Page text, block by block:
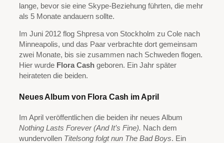
lange, bevor sie eine Skype-Beziehung führten, die mehr
als 5 Monate andauern sollte.
Im Juni 2012 flog Shpresa von Stockholm zu Cole nach
Minneapolis, und das Paar verbrachte dort gemeinsam
zwei Monate, bis sie zusammen nach Schweden flogen.
Hier wurde Flora Cash geboren. Ein Jahr später
heirateten die beiden.
Neues Album von Flora Cash im April
Im April veröffentlichen die beiden ihr neues Album
Nothing Lasts Forever (And It’s Fine). Nach dem
wundervollen Titelsong folgt nun The Bad Boys. Ein